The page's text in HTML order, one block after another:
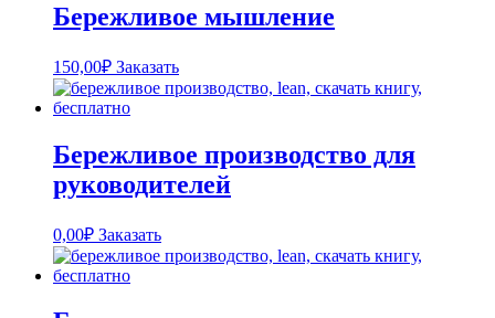
Бережливое мышление
150,00₽ Заказать
Бережливое производство для
руководителей
0,00₽ Заказать